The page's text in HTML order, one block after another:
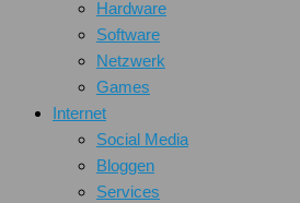
Hardware
Software
Netzwerk
Games
Internet
Social Media
Bloggen
Services